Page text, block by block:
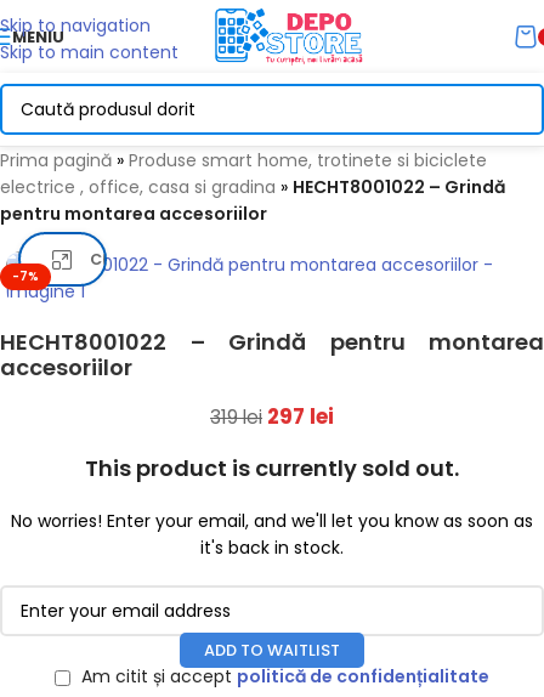
Skip to navigation
Skip to main content
MENIU
Prima pagină » Produse smart home, trotinete si biciclete
electrice , office, casa si gradina » HECHT8001022 – Grindă
pentru montarea accesoriilor
-7%
Click pentru a mari
HECHT8001022 – Grindă pentru montarea
accesoriilor
319lei 297 lei
This product is currently sold out.
No worries! Enter your email, and we'll let you know as soon as
it's back in stock.
ADD TO WAITLIST
Am citit și accept politică de confidențialitate